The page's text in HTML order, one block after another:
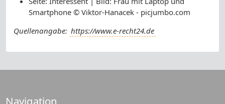
Smartphone © Viktor-Hanacek - picjumbo.com
Quellenangabe: https://www.e-recht24.de
Navigation